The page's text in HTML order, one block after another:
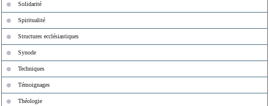
Solidarité
Spiritualité
Structures ecclésiastiques
Synode
Techniques
Témoignages
Théologie